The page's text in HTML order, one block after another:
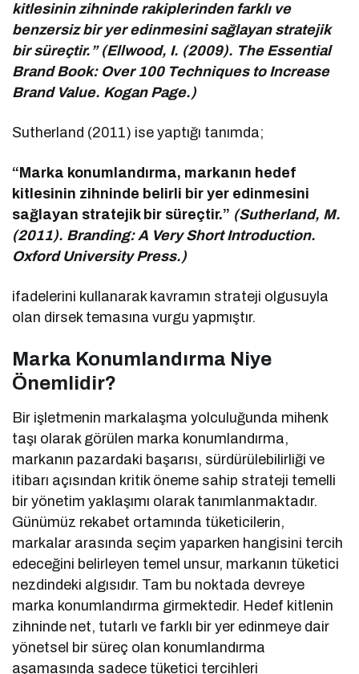
kitlesinin zihninde rakiplerinden farklı ve
benzersiz bir yer edinmesini sağlayan stratejik
bir süreçtir.” (Ellwood, I. (2009). The Essential
Brand Book: Over 100 Techniques to Increase
Brand Value. Kogan Page.)
Sutherland (2011) ise yaptığı tanımda;
“Marka konumlandırma, markanın hedef
kitlesinin zihninde belirli bir yer edinmesini
sağlayan stratejik bir süreçtir.” (Sutherland, M.
(2011). Branding: A Very Short Introduction.
Oxford University Press.)
ifadelerini kullanarak kavramın strateji olgusuyla
olan dirsek temasına vurgu yapmıştır.
Marka Konumlandırma Niye
Önemlidir?
Bir işletmenin markalaşma yolculuğunda mihenk
taşı olarak görülen marka konumlandırma,
markanın pazardaki başarısı, sürdürülebilirliği ve
itibarı açısından kritik öneme sahip strateji temelli
bir yönetim yaklaşımı olarak tanımlanmaktadır.
Günümüz rekabet ortamında tüketicilerin,
markalar arasında seçim yaparken hangisini tercih
edeceğini belirleyen temel unsur, markanın tüketici
nezdindeki algısıdır. Tam bu noktada devreye
marka konumlandırma girmektedir. Hedef kitlenin
zihninde net, tutarlı ve farklı bir yer edinmeye dair
yönetsel bir süreç olan konumlandırma
aşamasında sadece tüketici tercihleri